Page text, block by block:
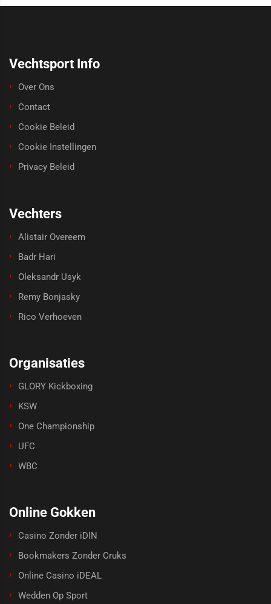
Vechtsport Info
Over Ons
Contact
Cookie Beleid
Cookie Instellingen
Privacy Beleid
Vechters
Alistair Overeem
Badr Hari
Oleksandr Usyk
Remy Bonjasky
Rico Verhoeven
Organisaties
GLORY Kickboxing
KSW
One Championship
UFC
WBC
Online Gokken
Casino Zonder iDIN
Bookmakers Zonder Cruks
Online Casino iDEAL
Wedden Op Sport